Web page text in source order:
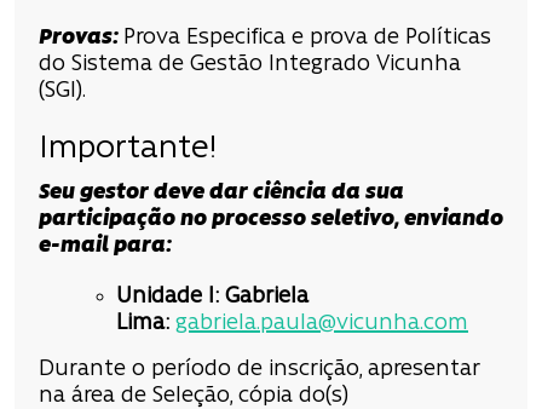
Provas: Prova Especifica e prova de Políticas
do Sistema de Gestão Integrado Vicunha
(SGI).
Importante!
Seu gestor deve dar ciência da sua
participação no processo seletivo, enviando
e-mail para:
Unidade I: Gabriela
Lima: gabriela.paula@vicunha.com
Durante o período de inscrição, apresentar
na área de Seleção, cópia do(s)